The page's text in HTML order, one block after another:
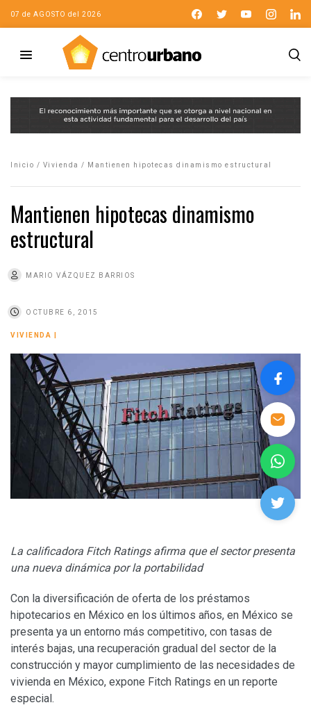
07 de AGOSTO del 2026
Inicio / Vivienda / Mantienen hipotecas dinamismo estructural
Mantienen hipotecas dinamismo
estructural
MARIO VÁZQUEZ BARRIOS
OCTUBRE 6, 2015
VIVIENDA
La calificadora Fitch Ratings afirma que el sector presenta
una nueva dinámica por la portabilidad
Con la diversificación de oferta de los préstamos
hipotecarios en México en los últimos años, en México se
presenta ya un entorno más competitivo, con tasas de
interés bajas, una recuperación gradual del sector de la
construcción y mayor cumplimiento de las necesidades de
vivienda en México, expone Fitch Ratings en un reporte
especial.